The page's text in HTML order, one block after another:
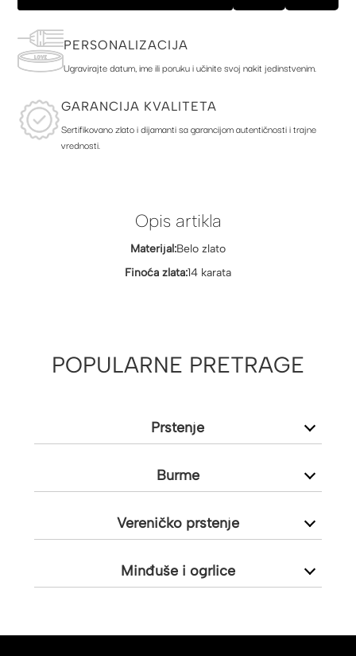
PERSONALIZACIJA
Ugravirajte datum, ime ili poruku i učinite svoj nakit jedinstvenim.
GARANCIJA KVALITETA
Sertifikovano zlato i dijamanti sa garancijom autentičnosti i trajne
vrednosti.
Opis artikla
Materijal:Belo zlato
Finoća zlata:14 karata
POPULARNE PRETRAGE
Prstenje
Burme
Vereničko prstenje
Minđuše i ogrlice